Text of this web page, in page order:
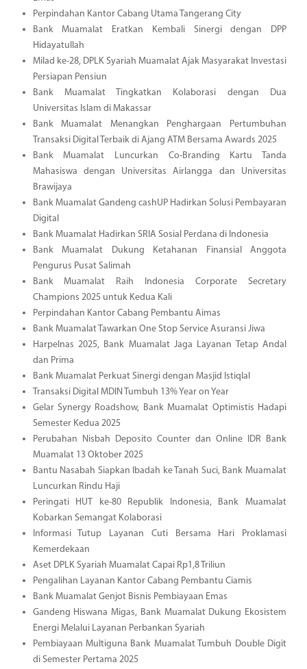
Perpindahan Kantor Cabang Utama Tangerang City
Bank Muamalat Eratkan Kembali Sinergi dengan DPP
Hidayatullah
Milad ke-28, DPLK Syariah Muamalat Ajak Masyarakat Investasi
Persiapan Pensiun
Bank Muamalat Tingkatkan Kolaborasi dengan Dua
Universitas Islam di Makassar
Bank Muamalat Menangkan Penghargaan Pertumbuhan
Transaksi Digital Terbaik di Ajang ATM Bersama Awards 2025
Bank Muamalat Luncurkan Co-Branding Kartu Tanda
Mahasiswa dengan Universitas Airlangga dan Universitas
Brawijaya
Bank Muamalat Gandeng cashUP Hadirkan Solusi Pembayaran
Digital
Bank Muamalat Hadirkan SRIA Sosial Perdana di Indonesia
Bank Muamalat Dukung Ketahanan Finansial Anggota
Pengurus Pusat Salimah
Bank Muamalat Raih Indonesia Corporate Secretary
Champions 2025 untuk Kedua Kali
Perpindahan Kantor Cabang Pembantu Aimas
Bank Muamalat Tawarkan One Stop Service Asuransi Jiwa
Harpelnas 2025, Bank Muamalat Jaga Layanan Tetap Andal
dan Prima
Bank Muamalat Perkuat Sinergi dengan Masjid Istiqlal
Transaksi Digital MDIN Tumbuh 13% Year on Year
Gelar Synergy Roadshow, Bank Muamalat Optimistis Hadapi
Semester Kedua 2025
Perubahan Nisbah Deposito Counter dan Online IDR Bank
Muamalat 13 Oktober 2025
Bantu Nasabah Siapkan Ibadah ke Tanah Suci, Bank Muamalat
Luncurkan Rindu Haji
Peringati HUT ke-80 Republik Indonesia, Bank Muamalat
Kobarkan Semangat Kolaborasi
Informasi Tutup Layanan Cuti Bersama Hari Proklamasi
Kemerdekaan
Aset DPLK Syariah Muamalat Capai Rp1,8 Triliun
Pengalihan Layanan Kantor Cabang Pembantu Ciamis
Bank Muamalat Genjot Bisnis Pembiayaan Emas
Gandeng Hiswana Migas, Bank Muamalat Dukung Ekosistem
Energi Melalui Layanan Perbankan Syariah
Pembiayaan Multiguna Bank Muamalat Tumbuh Double Digit
di Semester Pertama 2025